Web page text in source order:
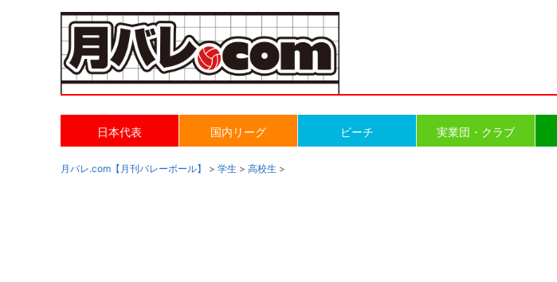
日本代表 国内リーグ ビーチ 実業団・クラブ
月バレ.com【月刊バレーボール】 > 学生 > 高校生 >